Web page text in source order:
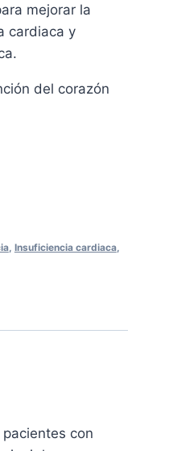
mejorar la
cardiaca y
del corazón
, Insuficiencia cardiaca,
con